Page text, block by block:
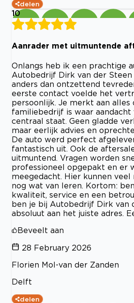
delen
10
Aanrader met uitmuntende
Onlangs heb ik een prachtige
Autobedrijf Dirk van der
anders dan ontzettend
eerste contact voelde het
persoonlijk. Je merkt aan alles
familiebedrijf is waar
centraal staat. Geen gladde
maar eerlijk advies en
De auto werd perfect
fantastisch uit. Ook de
uitmuntend. Vragen worden
professioneel opgepakt en er
meegedacht. Hier kunnen veel
nog wat van leren. Kortom:
kwaliteit, service en een
ben je bij Autobedrijf Dirk van
absoluut aan het juiste adres.
Beveelt aan
28 February 2026
Florien Mol-van der Zanden
Delft
delen